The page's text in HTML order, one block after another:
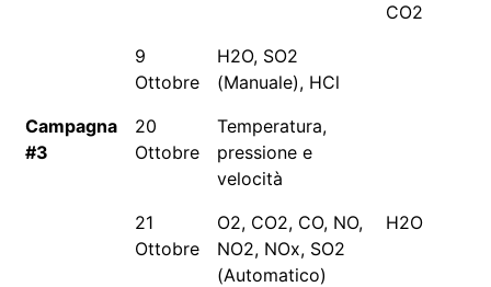
CO2
9
Ottobre
H2O, SO2
(Manuale), HCl
Campagna
#3
20
Ottobre
Temperatura,
pressione e
velocità
21
Ottobre
O2, CO2, CO, NO,
NO2, NOx, SO2
(Automatico)
H2O